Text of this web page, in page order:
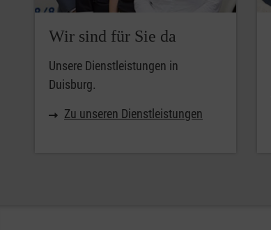
Wir sind für Sie da
Unsere Dienstleistungen in
Duisburg.
Zu unseren Dienstleistungen